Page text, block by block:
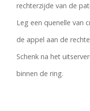
rechterzijde van de
Leg een quenelle van
de appel aan de
Schenk na het
binnen de ring.